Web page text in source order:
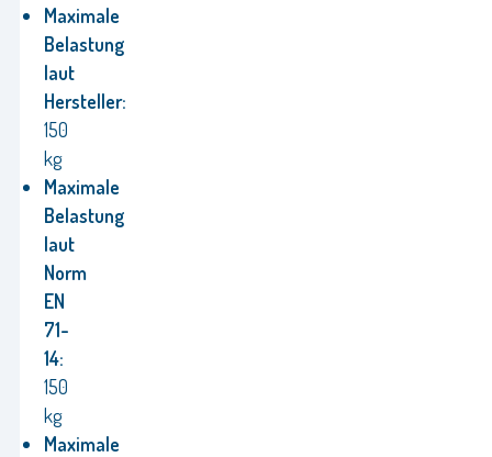
Maximale
Belastung
laut
Hersteller:
150
kg
Maximale
Belastung
laut
Norm
EN
71-
14:
150
kg
Maximale